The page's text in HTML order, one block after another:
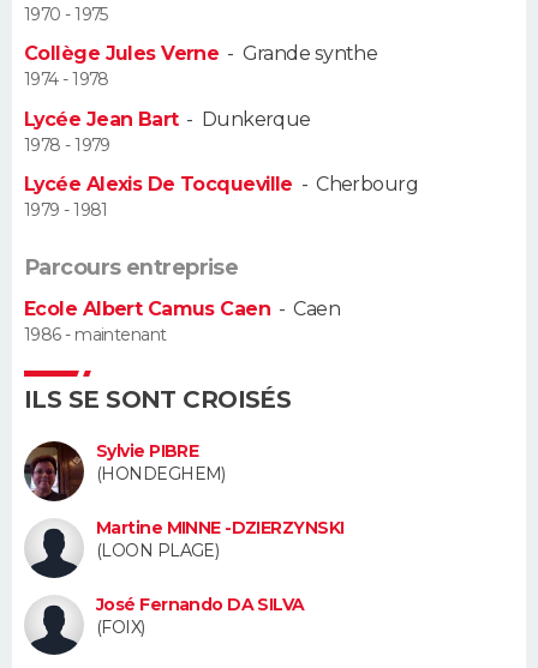
Alimentation
Guide de la santé
Maladies
Médicaments
Sommeil
VOYAGE
PHOTO
CARTE DE VOEUX
Carte de Noël
Carte Bonne année
Carte Saint-Valentin
Carte Pâques
Carte d'anniversaire
DICTIONNAIRE
Dictionnaire
Biographies
Citations
Expressions
Proverbes
PROGRAMME TV
COPAINS D'AVANT
S'inscrire
Se connecter
Lycées
Collèges
Primaires
Universités
Entreprises
Service militaire
Avis de recherche
AVIS DE DÉCÈS
FORUM
Bricolage
Lifestyle
Culture
Sport
Auto
Television
Voyage
Cinema
1970 - 1975
Collège Jules Verne - Grande synthe
1974 - 1978
Lycée Jean Bart- Dunkerque
1978 - 1979
Lycée Alexis De Tocqueville -Cherbourg
1979 - 1981
Parcours entreprise
Ecole Albert Camus Caen -Caen
1986 - maintenant
ILS SE SONT CROISÉS
Sylvie PIBRE
(HONDEGHEM)
Martine MINNE -DZIERZYNSKI
(LOON PLAGE)
José Fernando DA SILVA
(FOIX)